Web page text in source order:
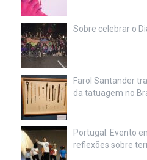
Sobre celebrar o
Farol Santander
da tatuagem no
Portugal: Evento
reflexões sobre